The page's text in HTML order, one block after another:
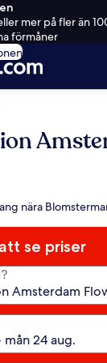
mer på fler än
förmåner
nära
se priser